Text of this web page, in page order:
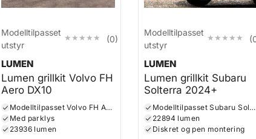
Modelltilpasset
utstyr
★★★★★
★★★★★ (0)
LUMEN
Lumen grillkit Volvo FH
Aero DX10
Modelltilpasset Volvo FH Aero
Med parklys
23936 lumen
Modelltilpasset
utstyr
★★★★★
★★★★★
LUMEN
Lumen grillkit Subaru
Solterra 2024+
Modelltilpasset Subaru Solterra
22894 lumen
Diskret og pen montering